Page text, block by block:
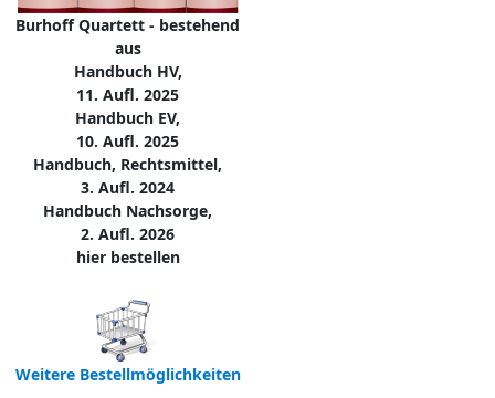
Burhoff Quartett - bestehend
aus
Handbuch HV,
11. Aufl. 2025
Handbuch EV,
10. Aufl. 2025
Handbuch, Rechtsmittel,
3. Aufl. 2024
Handbuch Nachsorge,
2. Aufl. 2026
hier bestellen
Weitere Bestellmöglichkeiten